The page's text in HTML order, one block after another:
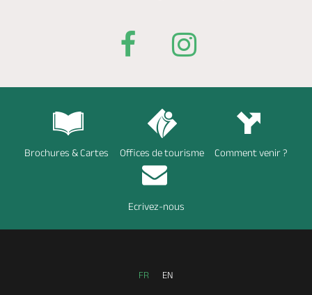
Brochures & Cartes Offices de tourisme Comment venir ?
Ecrivez-nous
FR EN